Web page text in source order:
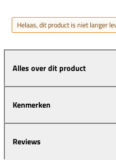
Helaas, dit product is niet langer
Alles over dit product
Kenmerken
Reviews